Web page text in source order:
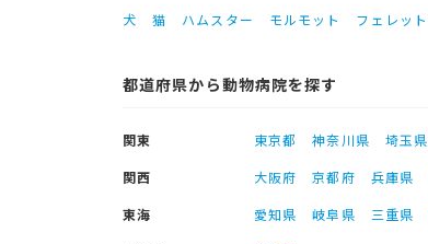
犬 猫 ハムスター モルモット フェレット
都道府県から動物病院を探す
関東 東京都 神奈川県 埼玉県
関西
大阪府 京都府 兵庫県
東海
愛知県 岐阜県 三重県